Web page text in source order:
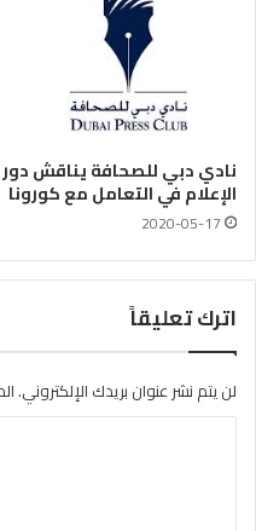
نادي دبي للصحافة يناقش دور
الإعلام في التعامل مع كورونا
2020-05-17
اترك تعليقاً
لن يتم نشر عنوان بريدك الإلكتروني.